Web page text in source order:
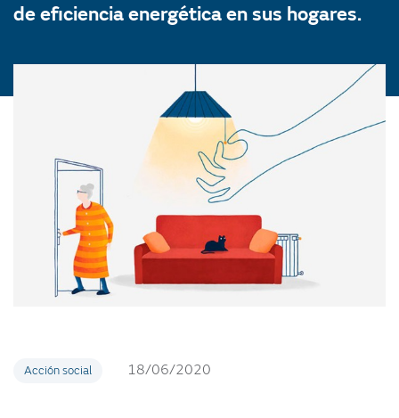
de eficiencia energética en sus hogares.
Acción social 18/06/2020